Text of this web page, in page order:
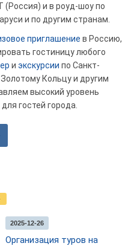
(Россия) и в роуд-шоу по
и по другим странам.
приглашение в Россию,
гостиницу любого
и экскурсии по Санкт-
Кольцу и другим
высокий уровень
гостей города.
2025-12-26
Организация туров на